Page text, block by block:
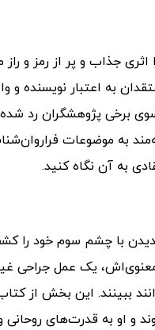
جذاب و پر از رمز و راز
به اعتبار نویسنده و
برخی پژوهشگران رد
به موضوعات
به آن نگاه کنید.
دیدن با چشم سوم خود را
یک عمل جراحی
ببینند. این بخش از
و او به قدرت‌های